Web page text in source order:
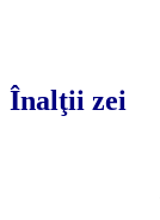
Înalţii zei